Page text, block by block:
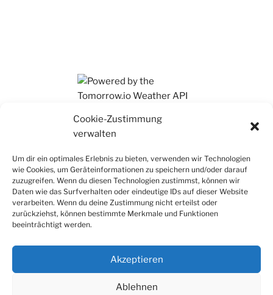
Cookie-Zustimmung
verwalten
Um dir ein optimales Erlebnis zu bieten, verwenden wir Technologien
wie Cookies, um Geräteinformationen zu speichern und/oder darauf
zuzugreifen. Wenn du diesen Technologien zustimmst, können wir
Daten wie das Surfverhalten oder eindeutige IDs auf dieser Website
verarbeiten. Wenn du deine Zustimmung nicht erteilst oder
zurückziehst, können bestimmte Merkmale und Funktionen
beeinträchtigt werden.
Akzeptieren
Ablehnen